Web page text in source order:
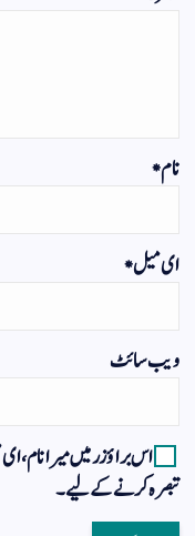
نام*
ای میل*
ویب‌ سائٹ
اس براؤزر میں میرا نام،
تبصرہ کرنے کےلیے۔